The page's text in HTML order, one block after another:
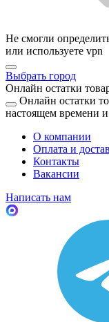
Не смогли
или используете vpn
Выбрать город
Онлайн остатки
Онлайн остатки
настоящем времени и
О компании
Оплата и
Контакты
Вакансии
Написать нам